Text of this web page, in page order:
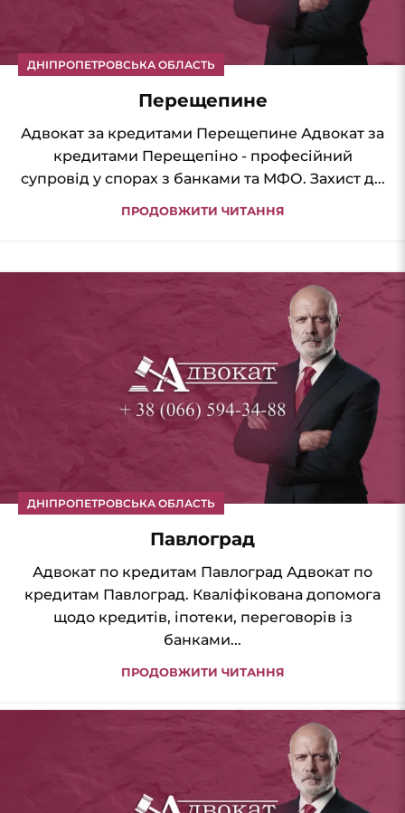
ДНІПРОПЕТРОВСЬКА ОБЛАСТЬ
Перещепине
Адвокат за кредитами Перещепине Адвокат за
кредитами Перещепіно - професійний
супровід у спорах з банками та МФО. Захист д...
ПРОДОВЖИТИ ЧИТАННЯ
ДНІПРОПЕТРОВСЬКА ОБЛАСТЬ
Павлоград
Адвокат по кредитам Павлоград Адвокат по
кредитам Павлоград. Кваліфікована допомога
щодо кредитів, іпотеки, переговорів із
банками...
ПРОДОВЖИТИ ЧИТАННЯ